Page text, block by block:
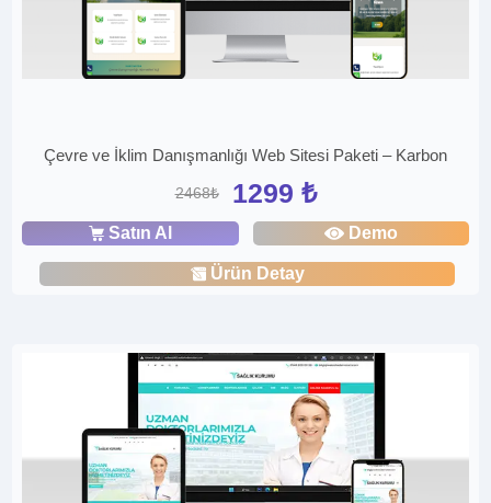
Çevre ve İklim Danışmanlığı Web Sitesi Paketi – Karbon
2468₺ 1299 ₺
Satın Al Demo
Ürün Detay